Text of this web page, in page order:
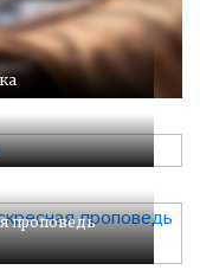
проповедь